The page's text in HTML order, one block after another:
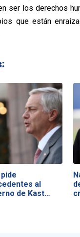
ser los derechos
que están
pide
al
de Kast